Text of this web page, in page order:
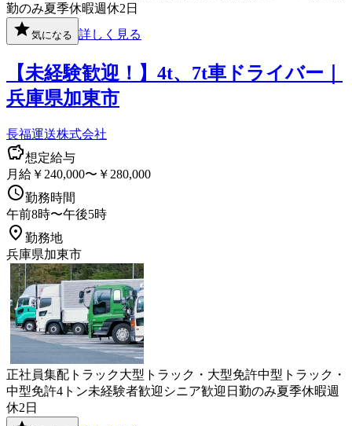
勤のみ夏季休暇週休2日
気になる 詳しく見る
【未経験歓迎！】4t、7t車ドライバー｜
兵庫県加東市
長福運送株式会社
想定給与
月給￥240,000〜￥280,000
勤務時間
午前8時〜午後5時
勤務地
兵庫県加東市
正社員集配 トラック大型トラック・大型免許中型トラック・
中型免許4トン未経験者歓迎 シニア歓迎 日勤のみ夏季休暇週
休2日